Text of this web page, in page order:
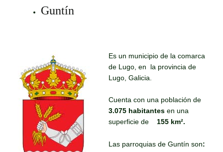
Guntín
Es un municipio de la comarca
de Lugo, en la provincia de
Lugo, Galicia.
Cuenta con una población de
3.075 habitantes en una
superficie de
155 km².
Las parroquias de Guntín son: